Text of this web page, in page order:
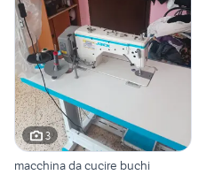
3
macchina da cucire buchi